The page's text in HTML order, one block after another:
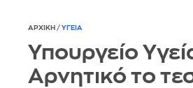
ΑΡΧΙΚΗ / ΥΓΕΙΑ
Υπουργείο
Αρνητικό το